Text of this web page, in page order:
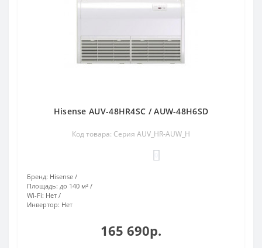
Hisense AUV-48HR4SC / AUW-48H6SD
Код товара: Серия AUV_HR-AUW_H
Бренд: Hisense
Площадь: до 140 м²
Wi-Fi: Нет
Инвертор: Нет
165 690р.